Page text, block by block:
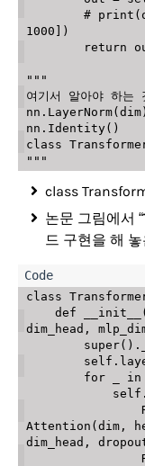
#
1000])
return
"""
여기서 알아야 하는
nn.LayerNorm(dim)
nn.Identity()
class
"""
class
논문 그림에서 “
드 구현을 해
class
def
__init__ (
dim_head ,
super( ) .
        self
.
for
in
            self
.
Attention ( dim ,
dim_head ,